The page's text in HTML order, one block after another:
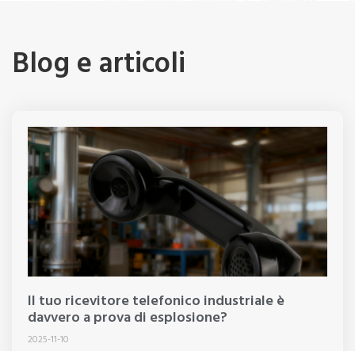
Blog e articoli
Il tuo ricevitore telefonico industriale è
davvero a prova di esplosione?
2025-11-10